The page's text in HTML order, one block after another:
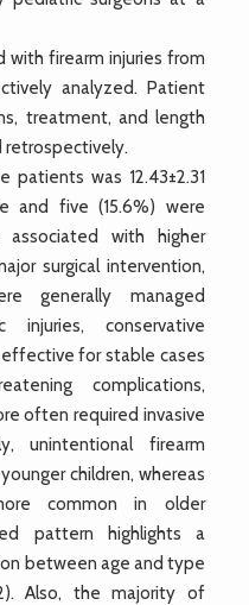
with firearm injuries from
analyzed. Patient
treatment, and length
retrospectively.
was 12.43±2.31
and five (15.6%) were
with higher
surgical intervention,
generally managed
injuries, conservative
for stable cases
complications,
often required invasive
unintentional firearm
children, whereas
common in older
pattern highlights a
between age and type
Also, the majority of